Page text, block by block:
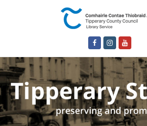
FacebookInstagram